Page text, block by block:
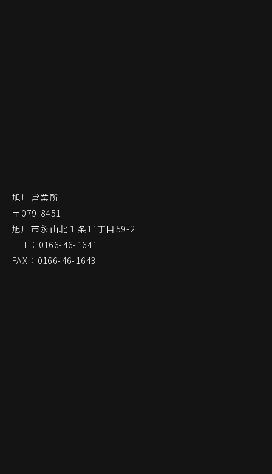
旭川営業所
〒079-8451
旭川市永山北１条11丁目59-2
TEL：0166-46-1641
FAX：0166-46-1643